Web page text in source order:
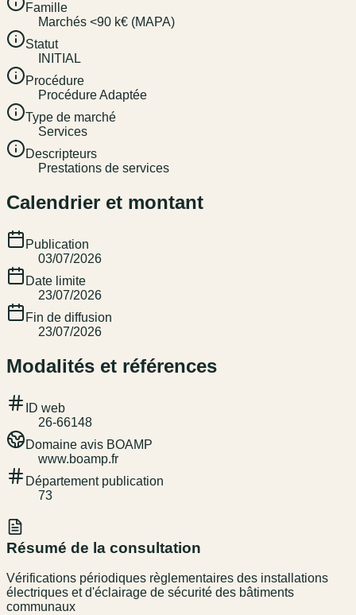
Famille
Marchés <90 k€ (MAPA)
Statut
INITIAL
Procédure
Procédure Adaptée
Type de marché
Services
Descripteurs
Prestations de services
Calendrier et montant
Publication
03/07/2026
Date limite
23/07/2026
Fin de diffusion
23/07/2026
Modalités et références
ID web
26-66148
Domaine avis BOAMP
www.boamp.fr
Département publication
73
Résumé de la consultation
Vérifications périodiques règlementaires des installations
électriques et d'éclairage de sécurité des bâtiments
communaux